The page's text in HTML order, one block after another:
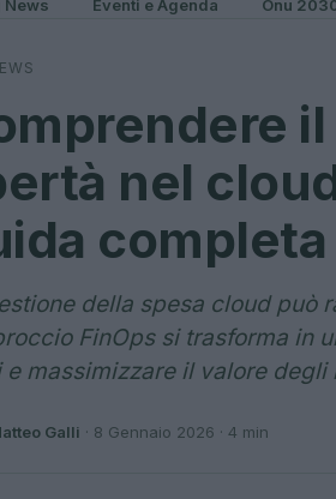
News Eventi e Agenda Onu
nel
completa
della spesa cloud può
FinOps si trasforma in
e massimizzare il valore
Galli · 8 Gennaio 2026 · 4 min